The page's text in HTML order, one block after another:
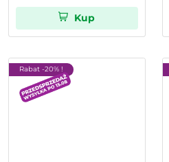
Kup
Rabat -20% !